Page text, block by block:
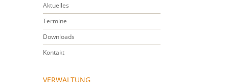
Aktuelles
Termine
Downloads
Kontakt
VERWALTUNG